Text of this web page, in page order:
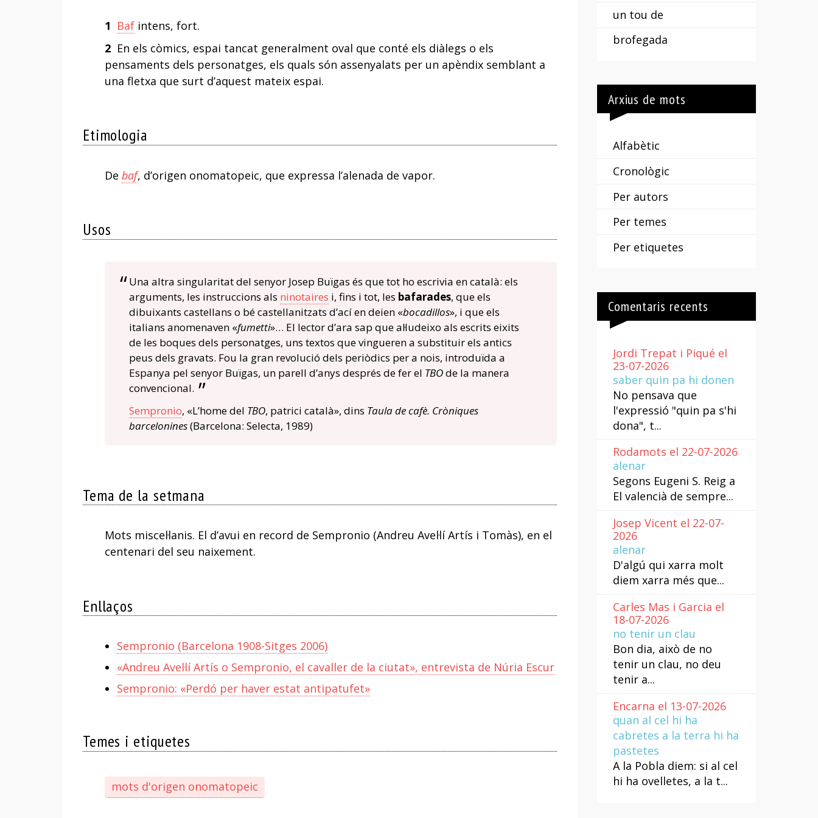
1 Bafintens, fort.
2En els còmics, espai tancat generalment oval que conté els diàlegs o els
pensaments dels personatges, els quals són assenyalats per un apèndix semblant a
una fletxa que surt d’aquest mateix espai.
Etimologia
De baf, d’origen onomatopeic, que expressa l’alenada de vapor.
Usos
Una altra singularitat del senyor Josep Buïgas és que tot ho escrivia en català: els
arguments, les instruccions als ninotaires i, fins i tot, les bafarades, que els
dibuixants castellans o bé castellanitzats d’ací en deien «bocadillos», i que els
italians anomenaven «fumetti»… El lector d’ara sap que al·ludeixo als escrits eixits
de les boques dels personatges, uns textos que vingueren a substituir els antics
peus dels gravats. Fou la gran revolució dels periòdics per a nois, introduïda a
Espanya pel senyor Buïgas, un parell d’anys després de fer el TBOde la manera
convencional.
Sempronio, «L’home del TBO, patrici català», dins Taula de cafè. Cròniques
barcelonines(Barcelona: Selecta, 1989)
Tema de la setmana
Mots miscel·lanis. El d’avui en record de Sempronio (Andreu Avel·lí Artís i Tomàs), en el
centenari del seu naixement.
Enllaços
Sempronio (Barcelona 1908-Sitges 2006)
«Andreu Avel·lí Artís o Sempronio, el cavaller de la ciutat», entrevista de Núria Escur
Sempronio: «Perdó per haver estat antipatufet»
Temes i etiquetes
mots d'origen onomatopeic
un tou de
brofegada
Arxius de mots
Alfabètic
Cronològic
Per autors
Per temes
Per etiquetes
Comentaris recents
Jordi Trepat i Piqué el
23-07-2026
saber quin pa hi donen
No pensava que
l'expressió "quin pa s'hi
dona", t...
Rodamots el 22-07-2026
alenar
Segons Eugeni S. Reig a
El valencià de sempre...
Josep Vicent el 22-07-
2026
alenar
D'algú qui xarra molt
diem xarra més que...
Carles Mas i Garcia el
18-07-2026
no tenir un clau
Bon dia, això de no
tenir un clau, no deu
tenir a...
Encarna el 13-07-2026
quan al cel hi ha
cabretes a la terra hi ha
pastetes
A la Pobla diem: si al cel
hi ha ovelletes, a la t...